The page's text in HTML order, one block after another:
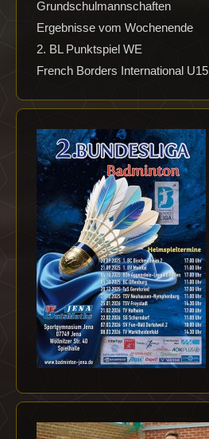
Grundschulmannschaften
Ergebnisse vom Wochenende
2. BL Punktspiel WE
French Borders International U15